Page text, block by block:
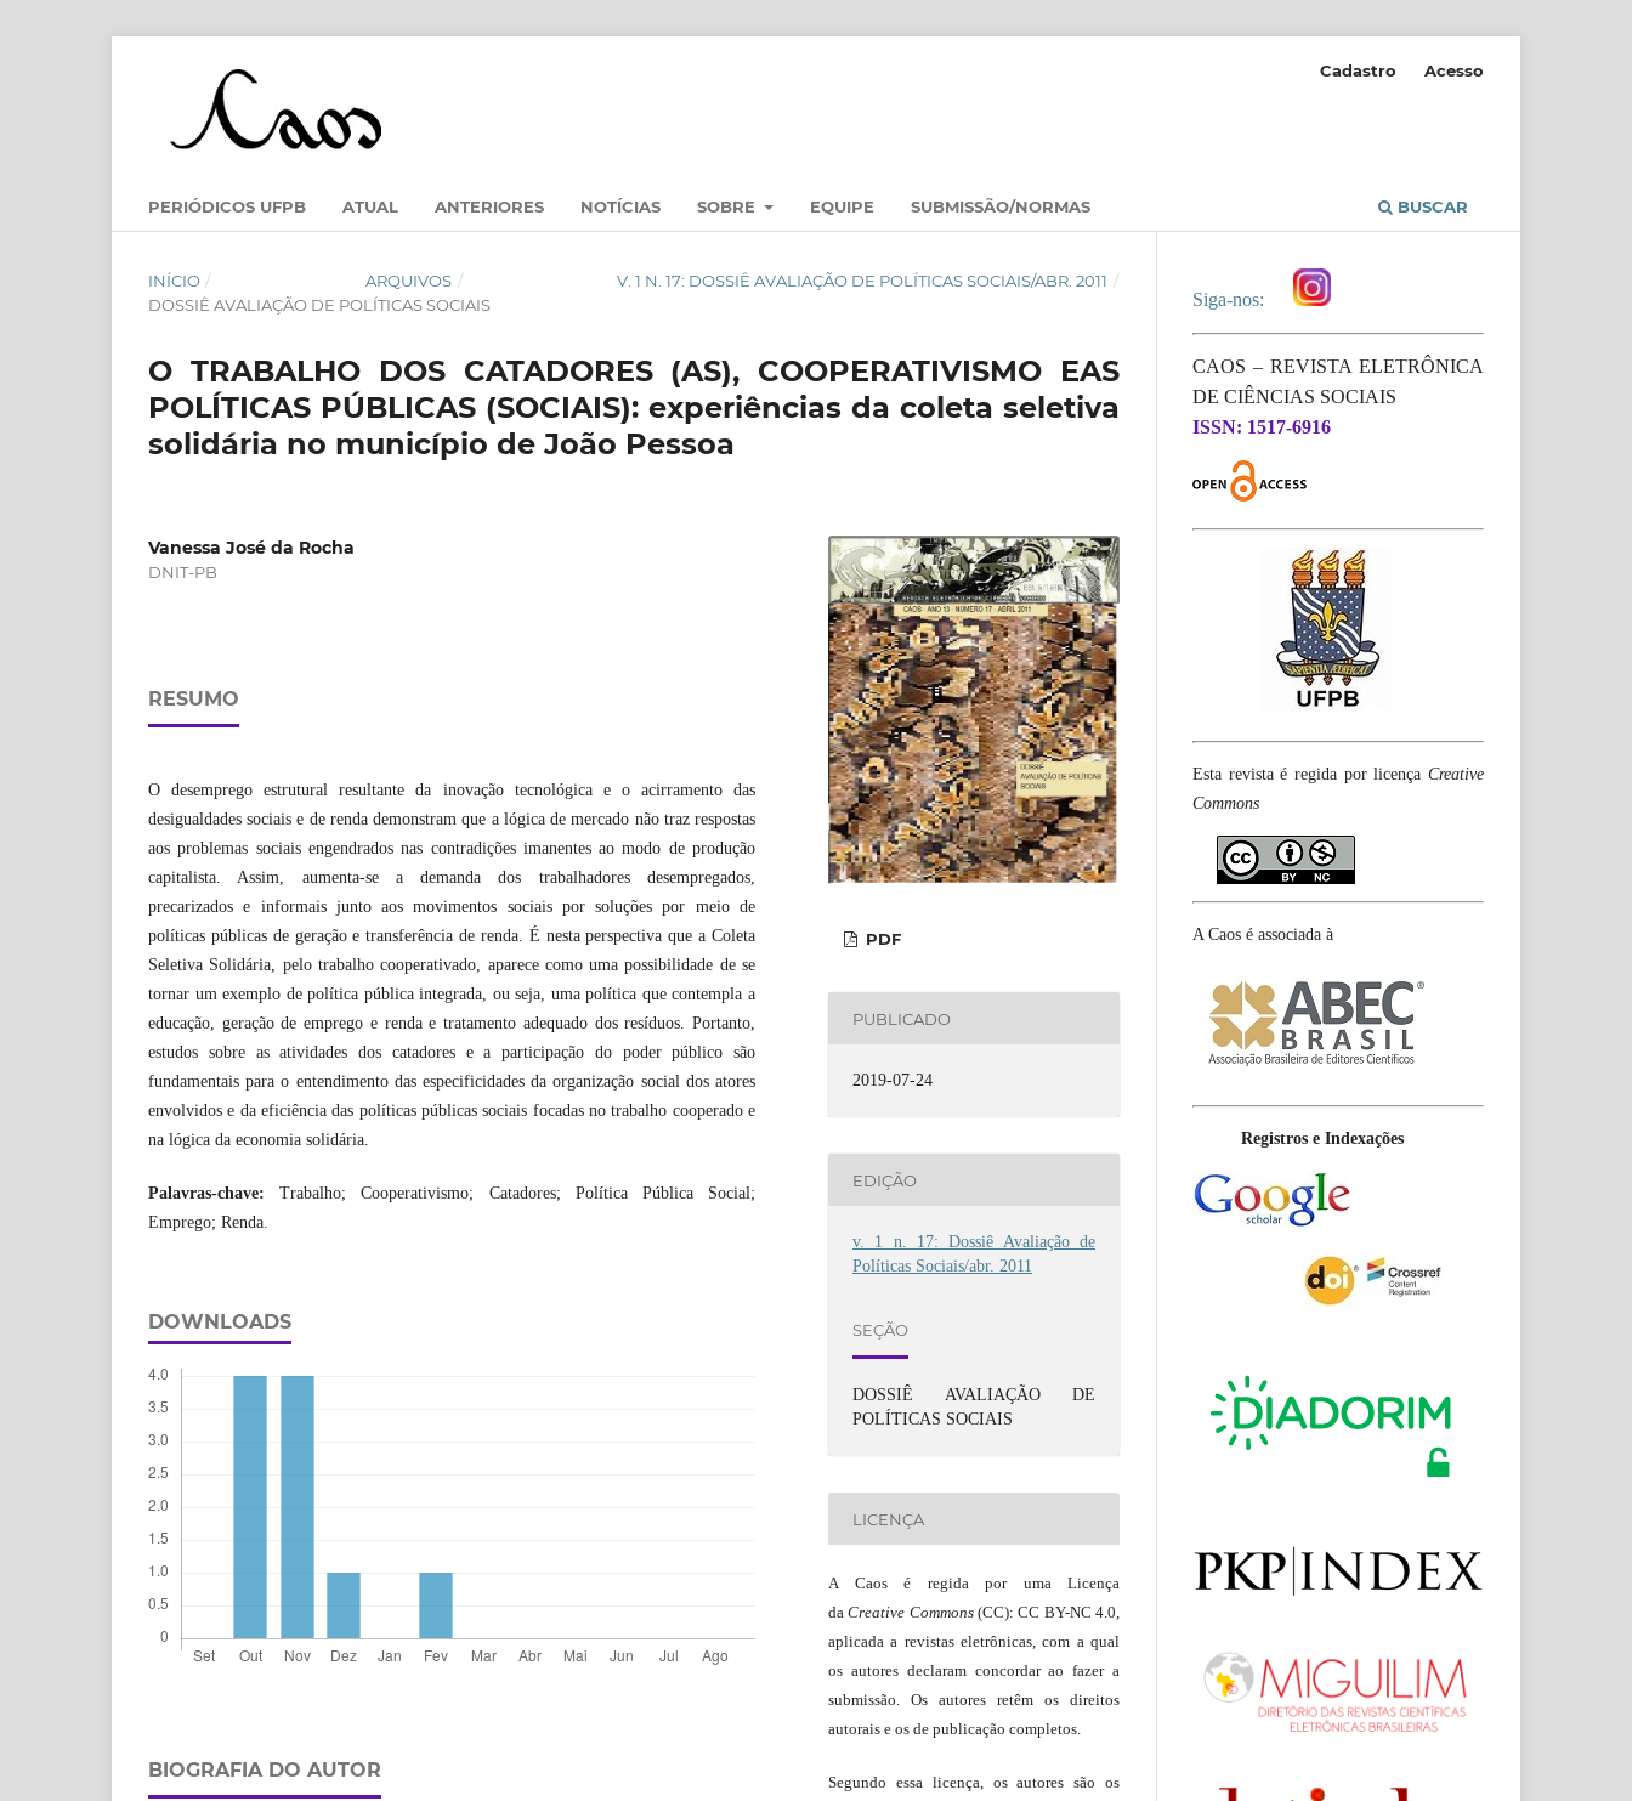
PERIÓDICOS UFPB ATUAL ANTERIORES NOTÍCIAS SOBRE EQUIPE SUBMISSÃO/NORMAS BUSCAR
Cadastro Acesso
INÍCIO / ARQUIVOS / V. 1 N. 17: DOSSIÊ AVALIAÇÃO DE POLÍTICAS SOCIAIS/ABR. 2011 /
DOSSIÊ AVALIAÇÃO DE POLÍTICAS SOCIAIS
O TRABALHO DOS CATADORES (AS), COOPERATIVISMO EAS
POLÍTICAS PÚBLICAS (SOCIAIS): experiências da coleta seletiva
solidária no município de João Pessoa
Vanessa José da Rocha
DNIT-PB
RESUMO
O desemprego estrutural resultante da inovação tecnológica e o acirramento das
desigualdades sociais e de renda demonstram que a lógica de mercado não traz respostas
aos problemas sociais engendrados nas contradições imanentes ao modo de produção
capitalista. Assim, aumenta-se a demanda dos trabalhadores desempregados,
precarizados e informais junto aos movimentos sociais por soluções por meio de
políticas públicas de geração e transferência de renda. É nesta perspectiva que a Coleta
Seletiva Solidária, pelo trabalho cooperativado, aparece como uma possibilidade de se
tornar um exemplo de política pública integrada, ou seja, uma política que contempla a
educação, geração de emprego e renda e tratamento adequado dos resíduos. Portanto,
estudos sobre as atividades dos catadores e a participação do poder público são
fundamentais para o entendimento das especificidades da organização social dos atores
envolvidos e da eficiência das políticas públicas sociais focadas no trabalho cooperado e
na lógica da economia solidária.
Palavras-chave:Trabalho; Cooperativismo; Catadores; Política Pública Social;
Emprego; Renda.
DOWNLOADS
BIOGRAFIA DO AUTOR
PDF
PUBLICADO
2019-07-24
EDIÇÃO
v. 1 n. 17: Dossiê Avaliação de
Políticas Sociais/abr. 2011
SEÇÃO
DOSSIÊ AVALIAÇÃO DE
POLÍTICAS SOCIAIS
LICENÇA
A Caos é regida por uma Licença
daCreative Commons(CC): CC BY-NC 4.0,
aplicada a revistas eletrônicas, com a qual
os autores declaram concordar ao fazer a
submissão. Os autores retêm os direitos
autorais e os de publicação completos.
Segundo essa licença, os autores são os
Siga-nos:
CAOS – REVISTA ELETRÔNICA
DE CIÊNCIAS SOCIAIS
ISSN: 1517-6916
Esta revista é regida por licença Creative
Commons
A Caos é associada à
Registros e Indexações